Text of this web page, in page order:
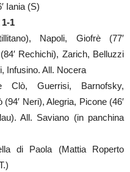
Iania (S)
1
Napoli, Giofrè (77′
Rechichi), Zarich, Belluzzi
Infusino. All. Nocera
Clò, Guerrisi, Barnofsky,
Neri), Alegria, Picone (46′
All. Saviano (in panchina
di Paola (Mattia Roperto